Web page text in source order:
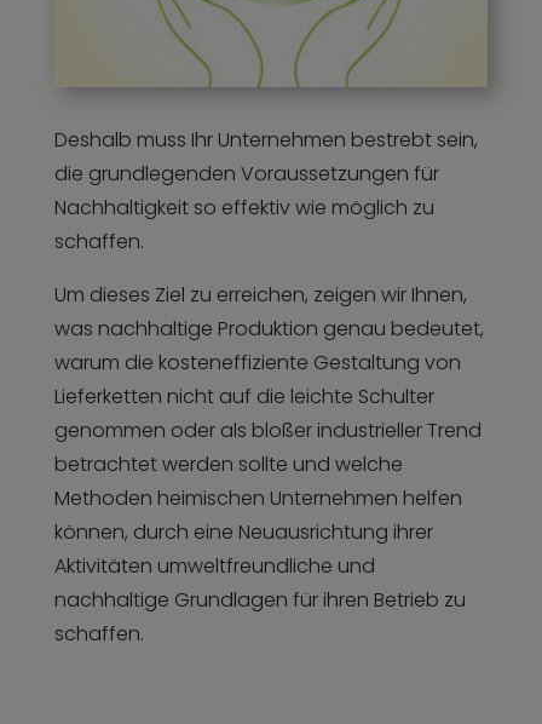
Deshalb muss Ihr Unternehmen bestrebt sein,
die grundlegenden Voraussetzungen für
Nachhaltigkeit so effektiv wie möglich zu
schaffen.
Um dieses Ziel zu erreichen, zeigen wir Ihnen,
was nachhaltige Produktion genau bedeutet,
warum die kosteneffiziente Gestaltung von
Lieferketten nicht auf die leichte Schulter
genommen oder als bloßer industrieller Trend
betrachtet werden sollte und welche
Methoden heimischen Unternehmen helfen
können, durch eine Neuausrichtung ihrer
Aktivitäten umweltfreundliche und
nachhaltige Grundlagen für ihren Betrieb zu
schaffen.